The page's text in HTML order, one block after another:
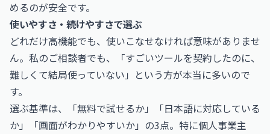
めるのが安全です。
使いやすさ・続けやすさで選ぶ
どれだけ高機能でも、使いこなせなければ意味がありませ
ん。私のご相談者でも、「すごいツールを契約したのに、
難しくて結局使っていない」という方が本当に多いので
す。
選ぶ基準は、「無料で試せるか」「日本語に対応している
か」「画面がわかりやすいか」の3点。特に個人事業主